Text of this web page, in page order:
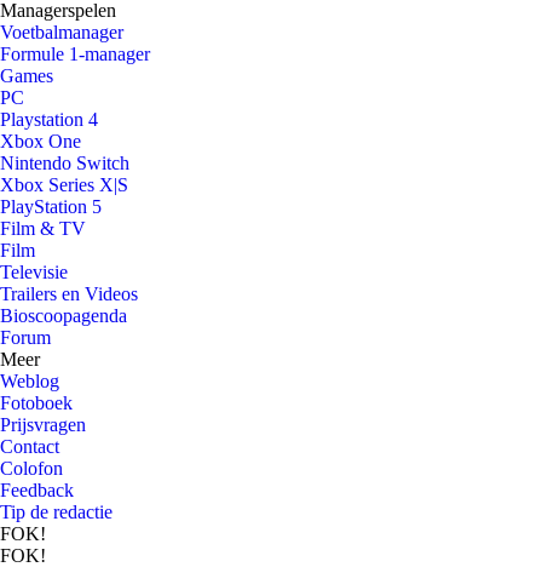
Managerspelen
Voetbalmanager
Formule 1-manager
Games
PC
Playstation 4
Xbox One
Nintendo Switch
Xbox Series X|S
PlayStation 5
Film & TV
Film
Televisie
Trailers en Videos
Bioscoopagenda
Forum
Meer
Weblog
Fotoboek
Prijsvragen
Contact
Colofon
Feedback
Tip de redactie
FOK!
FOK!